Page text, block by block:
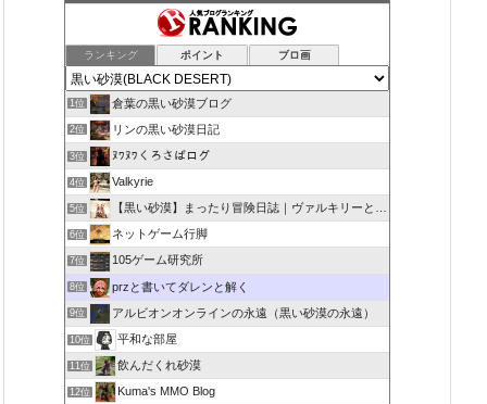
ランキング ポイント ブロ画
1位 倉葉の黒い砂漠ブログ
2位 リンの黒い砂漠日記
3位 ﾇﾜﾇﾜくろさばログ
4位 Valkyrie
5位 【黒い砂漠】まったり冒険日誌｜ヴァルキリーと闇の精霊の旅
6位 ネットゲーム行脚
7位 105ゲーム研究所
8位 przと書いてダレンと解く
9位 アルビオンオンラインの永遠（黒い砂漠の永遠）
10位 平和な部屋
11位 飲んだくれ砂漠
12位 Kuma's MMO Blog